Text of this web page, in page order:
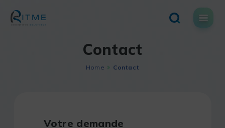
content
Contact
Home Contact
Votre demande